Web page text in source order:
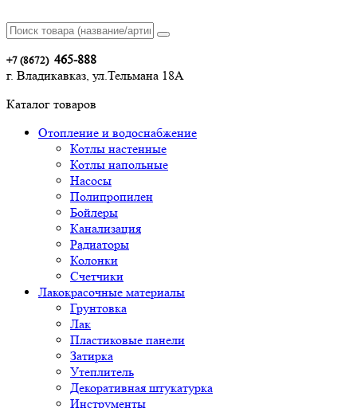
+7 (8672) 465-888
г. Владикавказ, ул.Тельмана 18А
Каталог товаров
Отопление и водоснабжение
Котлы настенные
Котлы напольные
Насосы
Полипропилен
Бойлеры
Канализация
Радиаторы
Колонки
Счетчики
Лакокрасочные материалы
Грунтовка
Лак
Пластиковые панели
Затирка
Утеплитель
Декоративная штукатурка
Инструменты